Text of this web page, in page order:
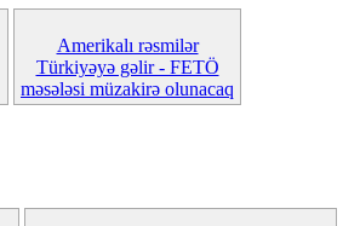
Amerikalı rəsmilər
Türkiyəyə gəlir - FETÖ
məsələsi müzakirə olunacaq